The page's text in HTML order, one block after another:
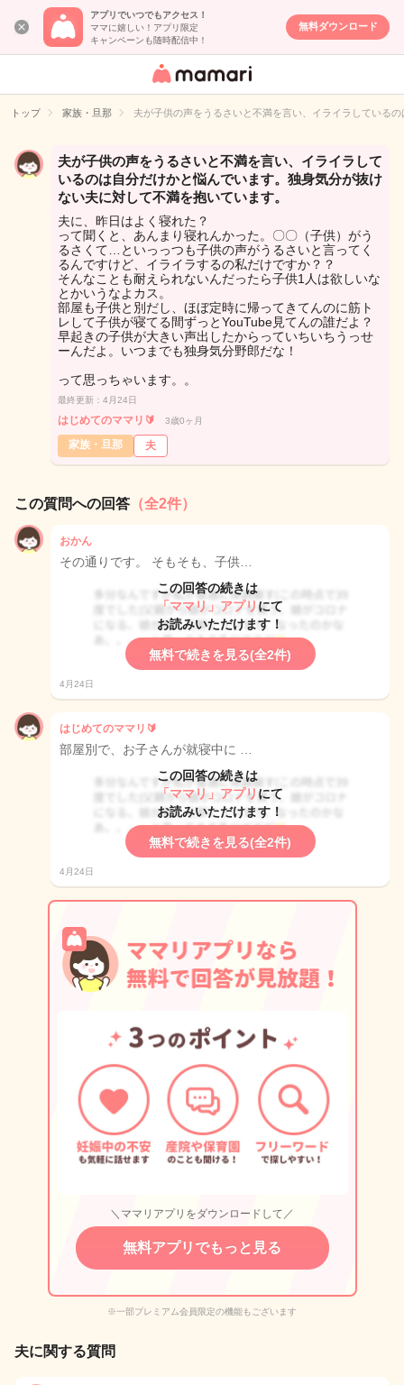
アプリでいつでもアクセス！
ママに嬉しい！アプリ限定
キャンペーンも随時配信中！
無料ダウンロード
女性専用匿名QA
イト
トップ 家族・旦那 夫が子供の声をうるさいと不満を言い、イライラしている
夫が子供の声をうるさいと不満を言い、イライラして
いるのは自分だけかと悩んでいます。独身気分が抜け
ない夫に対して不満を抱いています。
夫に、昨日はよく寝れた？
って聞くと、あんまり寝れんかった。〇〇（子供）がう
るさくて…といっっつも子供の声がうるさいと言ってく
るんですけど、イライラするの私だけですか？？
そんなことも耐えられないんだったら子供1人は欲しいな
とかいうなよカス。
部屋も子供と別だし、ほぼ定時に帰ってきてんのに筋ト
レして子供が寝てる間ずっとYouTube見てんの誰だよ？
早起きの子供が大きい声出したからっていちいちうっせ
ーんだよ。いつまでも独身気分野郎だな！
って思っちゃいます。。
最終更新：4月24日
はじめてのママリ🔰 3歳0ヶ月
家族・旦那 夫
この質問への回答 （全2件）
おかん
その通りです。 そもそも、子供…
この回答の続きは
「ママリ」アプリ にて
お読みいただけます！
無料で続きを見る(全2件)
4月24日
はじめてのママリ🔰
部屋別で、お子さんが就寝中に …
この回答の続きは
「ママリ」アプリ にて
お読みいただけます！
無料で続きを見る(全2件)
4月24日
＼ママリアプリをダウンロードして／
無料アプリでもっと見る
※一部プレミアム会員限定の機能もございます
夫に関する質問